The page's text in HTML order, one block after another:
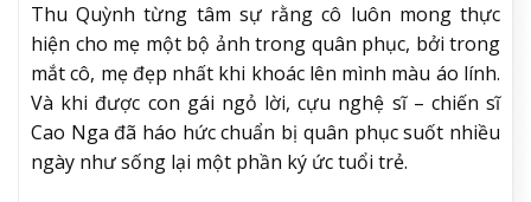
Thu Quỳnh từng tâm sự rằng cô luôn mong thực
hiện cho mẹ một bộ ảnh trong quân phục, bởi trong
mắt cô, mẹ đẹp nhất khi khoác lên mình màu áo lính.
Và khi được con gái ngỏ lời, cựu nghệ sĩ – chiến sĩ
Cao Nga đã háo hức chuẩn bị quân phục suốt nhiều
ngày như sống lại một phần ký ức tuổi trẻ.